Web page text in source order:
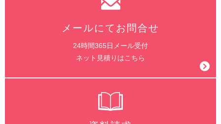
メールにてお問合せ
24時間365日メール受付
ネット見積りはこちら